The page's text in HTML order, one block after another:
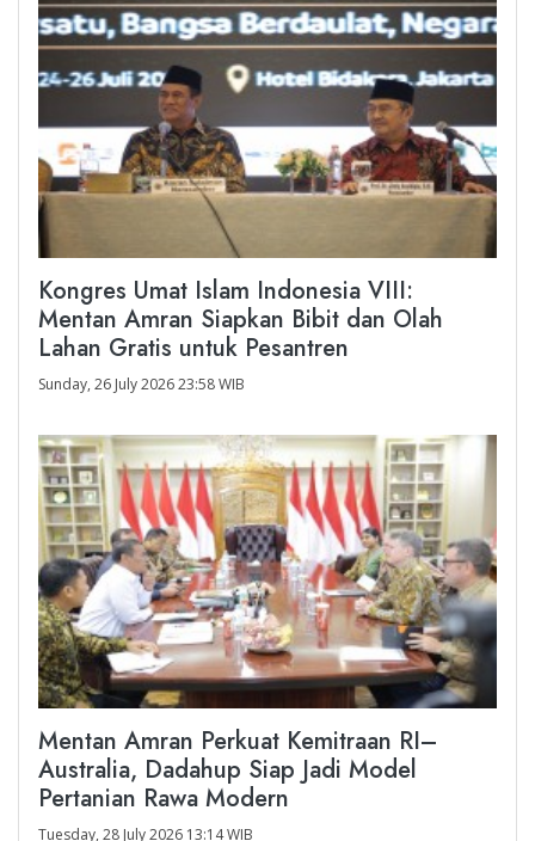
Kongres Umat Islam Indonesia VIII:
Mentan Amran Siapkan Bibit dan Olah
Lahan Gratis untuk Pesantren
Sunday, 26 July 2026 23:58 WIB
Mentan Amran Perkuat Kemitraan RI–
Australia, Dadahup Siap Jadi Model
Pertanian Rawa Modern
Tuesday, 28 July 2026 13:14 WIB